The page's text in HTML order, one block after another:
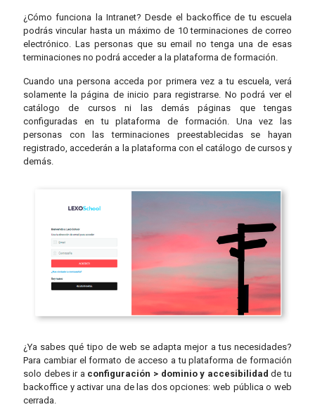
¿Cómo funciona la Intranet? Desde el backoffice de tu escuela
podrás vincular hasta un máximo de 10 terminaciones de correo
electrónico. Las personas que su email no tenga una de esas
terminaciones no podrá acceder a la plataforma de formación.
Cuando una persona acceda por primera vez a tu escuela, verá
solamente la página de inicio para registrarse. No podrá ver el
catálogo de cursos ni las demás páginas que tengas
configuradas en tu plataforma de formación. Una vez las
personas con las terminaciones preestablecidas se hayan
registrado, accederán a la plataforma con el catálogo de cursos y
demás.
¿Ya sabes qué tipo de web se adapta mejor a tus necesidades?
Para cambiar el formato de acceso a tu plataforma de formación
solo debes ir a configuración > dominio y accesibilidad de tu
backoffice y activar una de las dos opciones: web pública o web
cerrada.